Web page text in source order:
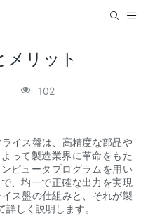
メリット
102
イス盤は、高精度な部品や
って製造業界に革命をもた
ピュータプログラムを用い
、均一で正確な出力を実現
ス盤の仕組みと、それが製
しく説明します。